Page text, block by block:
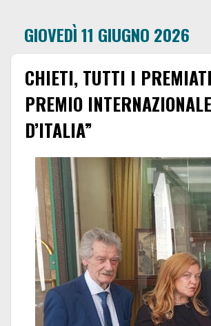
GIOVEDÌ 11 GIUGNO 2026
CHIETI, TUTTI I
PREMIO
D’ITALIA”